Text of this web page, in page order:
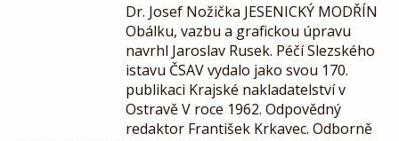
Dr. Josef Nožička JESENICKÝ MODŘÍN
Obálku, vazbu a grafickou úpravu
navrhl Jaroslav Rusek. Péčí Slezského
istavu ČSAV vydalo jako svou 170.
publikaci Krajské nakladatelství v
Ostravě V roce 1962. Odpovědný
redaktor František Krkavec. Odborně